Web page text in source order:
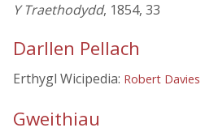
Y Traethodydd, 1854, 33
Darllen Pellach
Erthygl Wicipedia: Robert Davies
Gweithiau